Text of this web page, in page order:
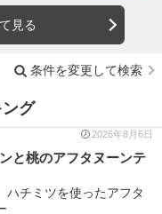
見る
条件を変更して検索
グ
2026年8月6日
と桃のアフタヌーンテ
ハチミツを使ったアフタ